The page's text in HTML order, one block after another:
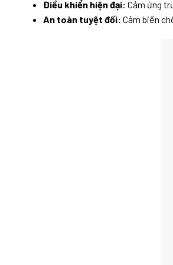
Điều khiển hiện đại: Cảm ứng
An toàn tuyệt đối: Cảm biến